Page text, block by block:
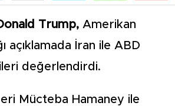
Trump, Amerikan
açıklamada İran ile ABD
değerlendirdi.
Mücteba Hamaney ile